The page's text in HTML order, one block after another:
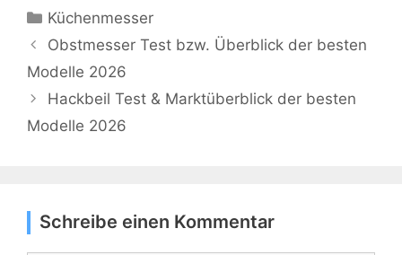
Kategorien
Küchenmesser
Obstmesser Test bzw. Überblick der besten
Modelle 2026
Hackbeil Test & Marktüberblick der besten
Modelle 2026
Schreibe einen Kommentar